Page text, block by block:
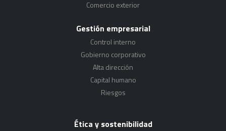
Comercio exterior
Gestión empresarial
Control interno
Gobierno corporativo
Alta dirección
Capital humano
Riesgos
Ética y sostenibilidad